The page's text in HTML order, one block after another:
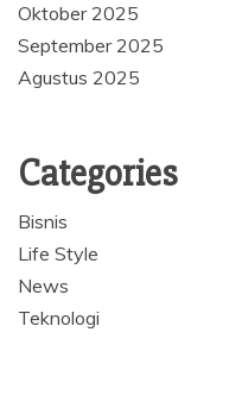
Oktober 2025
September 2025
Agustus 2025
Categories
Bisnis
Life Style
News
Teknologi